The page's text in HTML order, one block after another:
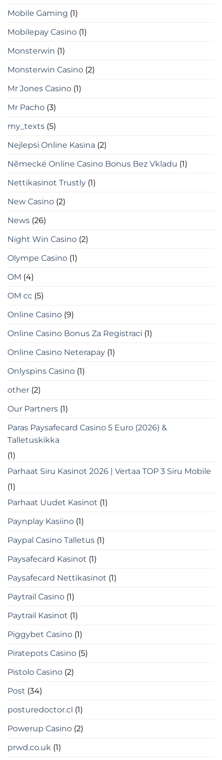
Mobile Gaming (1)
Mobilepay Casino (1)
Monsterwin (1)
Monsterwin Casino (2)
Mr Jones Casino (1)
Mr Pacho (3)
my_texts (5)
Nejlepsi Online Kasina (2)
Německé Online Casino Bonus Bez Vkladu (1)
Nettikasinot Trustly (1)
New Casino (2)
News (26)
Night Win Casino (2)
Olympe Casino (1)
OM (4)
OM cc (5)
Online Casino (9)
Online Casino Bonus Za Registraci (1)
Online Casino Neterapay (1)
Onlyspins Casino (1)
other (2)
Our Partners (1)
Paras Paysafecard Casino 5 Euro (2026) &
Talletuskikka
(1)
Parhaat Siru Kasinot 2026 | Vertaa TOP 3 Siru Mobile
(1)
Parhaat Uudet Kasinot (1)
Paynplay Kasiino (1)
Paypal Casino Talletus (1)
Paysafecard Kasinot (1)
Paysafecard Nettikasinot (1)
Paytrail Casino (1)
Paytrail Kasinot (1)
Piggybet Casino (1)
Piratepots Casino (5)
Pistolo Casino (2)
Post (34)
posturedoctor.cl (1)
Powerup Casino (2)
prwd.co.uk (1)